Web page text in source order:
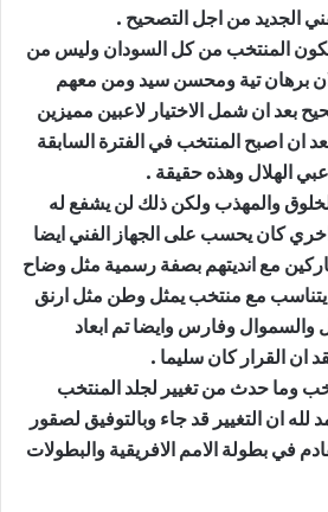
الجديد من اجل التصحيح .
المنتخب من كل السودان وليس من
برهان تية ومحسن سيد ومن معهم
بعد ان شمل الاختيار لاعبين مميزين
ان اصبح المنتخب في الفترة السابقة
الهلال وهذه حقيقة .
والمهذب ولكن ذلك لن يشفع له
كان يحسب على الجهاز الفني ايضا
مع انديتهم بصفة رسمية مثل وضاح
يتناسب مع منتخب يمثل وطن مثل ارنق
وفارس وايضا تم ابعاد
ان القرار كان سليما .
وما حدث من تغيير لجلد المنتخب
لله ان التغيير قد جاء وبالتوفيق لصقور
في بطولة الامم الافريقية والبطولات